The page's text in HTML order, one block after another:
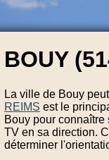
BOUY
La ville de Bouy
REIMS est le
Bouy pour
TV en sa direction.
déterminer